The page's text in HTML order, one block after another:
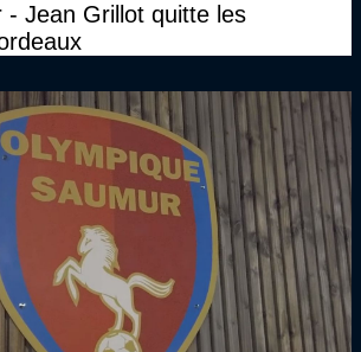
- Jean Grillot quitte les